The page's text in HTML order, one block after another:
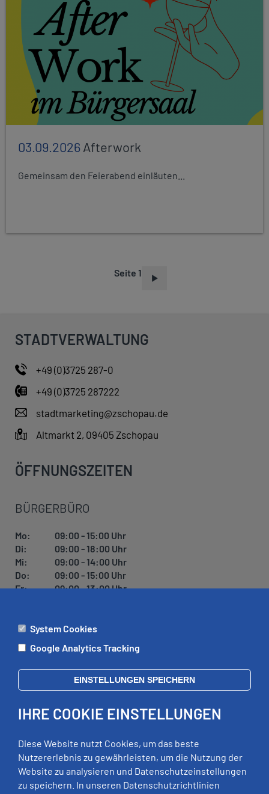
03.09.2026Afterwork
Gemeinsam den Feierabend einläuten...
Seite 1
STADTVERWALTUNG
+49 (0)3725 287-0
+49 (0)3725 287222
stadtmarketing@zschopau.de
Altmarkt 2, 09405 Zschopau
ÖFFNUNGSZEITEN
BÜRGERBÜRO
Mo:
09:00 - 15:00 Uhr
Di:
09:00 - 18:00 Uhr
Mi:
09:00 - 14:00 Uhr
Do:
09:00 - 15:00 Uhr
Fr:
09:00 - 13:00 Uhr
ÄMTER
Di:
09:00 - 12:00 Uhr, 13:00 - 18:00 Uhr
Mi:
geschlossen
Fr:
09:00 - 12:00 Uhr
RECHTLICHES
System Cookies
Google Analytics Tracking
EINSTELLUNGEN SPEICHERN
IHRE COOKIE EINSTELLUNGEN
Diese Website nutzt Cookies, um das beste
Nutzererlebnis zu gewährleisten, um die Nutzung der
Website zu analysieren und Datenschutzeinstellungen
zu speichern. In unseren Datenschutzrichtlinien